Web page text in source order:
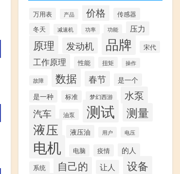
万用表 产品 价格
传感器
冬天
减速机 功率 功能 压力
原理 发动机 品牌 宋代
工作原理 性能 扭矩 操作
故障 数据 春节
是一个
是一种
标准 梦幻西游 水泵
汽车 油泵 测试 测量
液压 液压油 用户 电压
电机 电脑 疫情 的人
系统 自己的 让人
设备